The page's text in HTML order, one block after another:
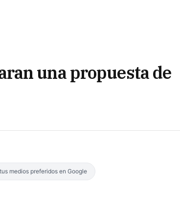
una propuesta de
medios preferidos en Google